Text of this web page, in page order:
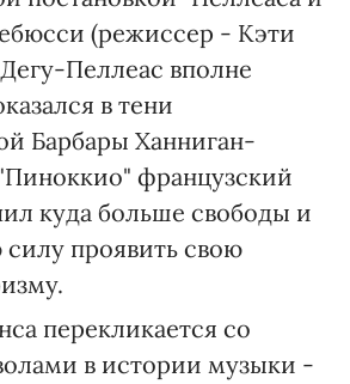
(режиссер - Кэти
Пеллеас вполне
в тени
Барбары Ханниган-
французский
куда больше свободы и
проявить свою
перекликается со
в истории музыки -